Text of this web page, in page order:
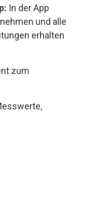
In der App
und alle
erhalten
zum